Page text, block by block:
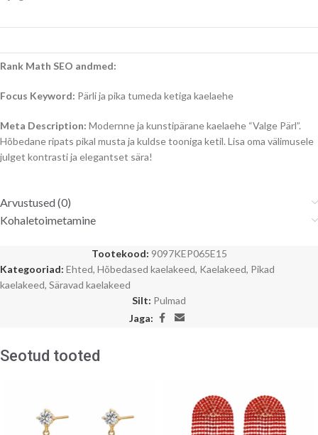
Rank Math SEO andmed:
Focus Keyword: Pärli ja pika tumeda ketiga kaelaehe
Meta Description: Modernne ja kunstipärane kaelaehe “Valge Pärl”.
Hõbedane ripats pikal musta ja kuldse tooniga ketil. Lisa oma välimusele
julget kontrasti ja elegantset sära!
Arvustused (0)
Kohaletoimetamine
Tootekood: 9097KEP065E15
Kategooriad: Ehted, Hõbedased kaelakeed, Kaelakeed, Pikad
kaelakeed, Säravad kaelakeed
Silt: Pulmad
Jaga:
Seotud tooted